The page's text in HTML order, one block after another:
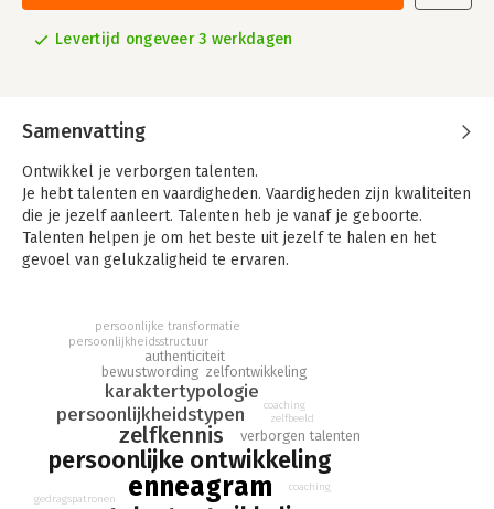
Levertijd ongeveer 3 werkdagen
Samenvatting
Ontwikkel je verborgen talenten.
Je hebt talenten en vaardigheden. Vaardigheden zijn kwaliteiten
die je jezelf aanleert. Talenten heb je vanaf je geboorte.
Talenten helpen je om het beste uit jezelf te halen en het
gevoel van gelukzaligheid te ervaren.
je verborgen talenten. Je weet niet dat je over deze talenten
beschikt en gebruikt ze maar zelden of nooit.
In dit boek ontdek je jouw verborgen talenten en leer je hoe
je die in kunt zetten om moeiteloos tot een optimaal resultaat
te komen. Het Enneagram wordt gebruikt als richtpunt voor je
talentontwikkeling. Dat is de kracht van dit boek.
Willem Jan van de Wetering is talentontwikkelaar. Hij was
manager van popartiesten, was poppromotor, oprichter van de
Hitkrant, directeur van een boekenuitgeverij en is
enneagram
persoonlijke ontwikkeling
zelfkennis
persoonlijkheidstypen
karaktertypologie
bewustwording
authenticiteit
zelfontwikkeling
verborgen talenten
coaching
zelfbeeld
persoonlijkheidsstructuur
persoonlijke transformatie
coaching
gedragspatronen